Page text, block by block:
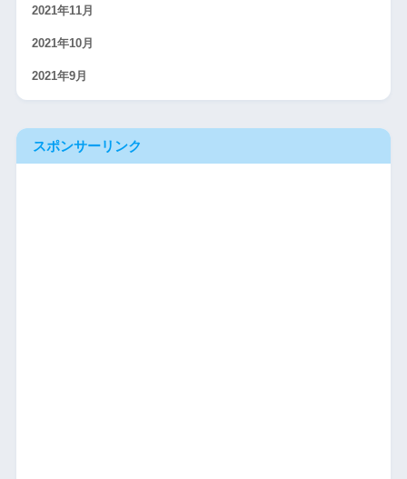
2021年11月
2021年10月
2021年9月
スポンサーリンク